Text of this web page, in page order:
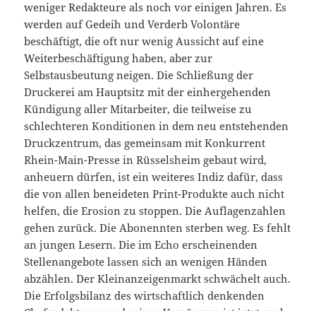
weniger Redakteure als noch vor einigen Jahren. Es
werden auf Gedeih und Verderb Volontäre
beschäftigt, die oft nur wenig Aussicht auf eine
Weiterbeschäftigung haben, aber zur
Selbstausbeutung neigen. Die Schließung der
Druckerei am Hauptsitz mit der einhergehenden
Kündigung aller Mitarbeiter, die teilweise zu
schlechteren Konditionen in dem neu entstehenden
Druckzentrum, das gemeinsam mit Konkurrent
Rhein-Main-Presse in Rüsselsheim gebaut wird,
anheuern dürfen, ist ein weiteres Indiz dafür, dass
die von allen beneideten Print-Produkte auch nicht
helfen, die Erosion zu stoppen. Die Auflagenzahlen
gehen zurück. Die Abonennten sterben weg. Es fehlt
an jungen Lesern. Die im Echo erscheinenden
Stellenangebote lassen sich an wenigen Händen
abzählen. Der Kleinanzeigenmarkt schwächelt auch.
Die Erfolgsbilanz des wirtschaftlich denkenden